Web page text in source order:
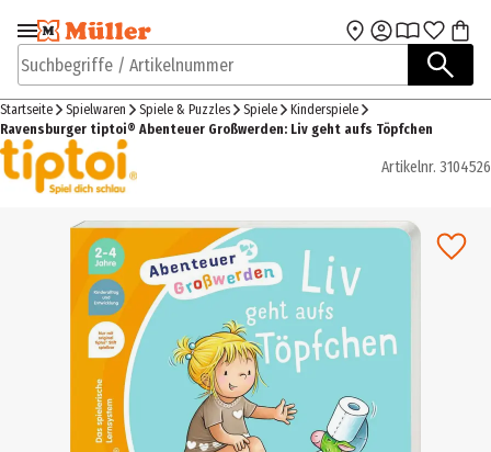
Zur Navigation
springen
Zum Hauptinhalt
Suchbegriffe / Artikelnummer
Startseite Spielwaren Spiele & Puzzles Spiele
Kinderspiele
Ravensburger tiptoi® Abenteuer Großwerden: Liv geht aufs Töpfchen
Artikelnr. 3104526